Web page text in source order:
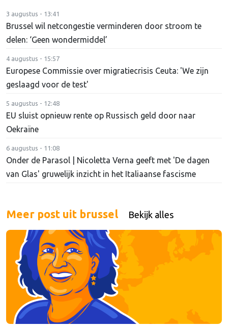
3 augustus - 13:41
Brussel wil netcongestie verminderen door stroom te
delen: ‘Geen wondermiddel’
4 augustus - 15:57
Europese Commissie over migratiecrisis Ceuta: 'We zijn
geslaagd voor de test'
5 augustus - 12:48
EU sluist opnieuw rente op Russisch geld door naar
Oekraïne
6 augustus - 11:08
Onder de Parasol | Nicoletta Verna geeft met 'De dagen
van Glas' gruwelijk inzicht in het Italiaanse fascisme
Meer post uit brussel Bekijk alles